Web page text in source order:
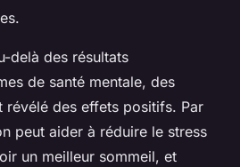
delà des résultats
de santé mentale, des
révélé des effets positifs. Par
peut aider à réduire le stress
un meilleur sommeil, et